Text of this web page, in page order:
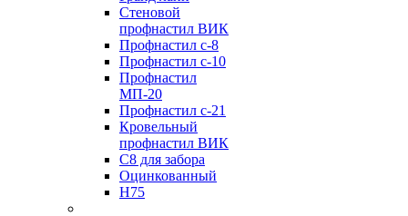
Стеновой
профнастил ВИК
Профнастил с-8
Профнастил с-10
Профнастил
МП-20
Профнастил с-21
Кровельный
профнастил ВИК
С8 для забора
Оцинкованный
Н75